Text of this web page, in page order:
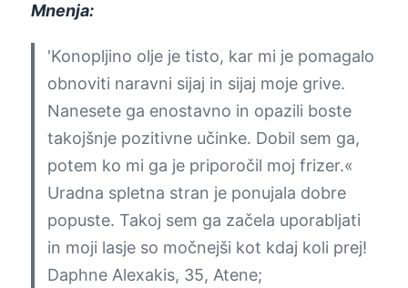
Mnenja:
'Konopljino olje je tisto, kar mi je pomagalo
obnoviti naravni sijaj in sijaj moje grive.
Nanesete ga enostavno in opazili boste
takojšnje pozitivne učinke. Dobil sem ga,
potem ko mi ga je priporočil moj frizer.«
Uradna spletna stran je ponujala dobre
popuste. Takoj sem ga začela uporabljati
in moji lasje so močnejši kot kdaj koli prej!
Daphne Alexakis, 35, Atene;